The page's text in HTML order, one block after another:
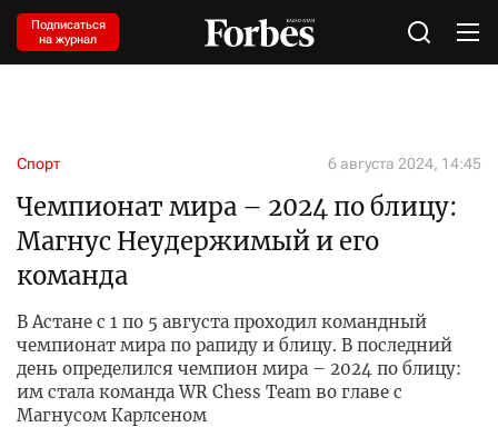
Подписаться
на журнал
Спорт 6 августа 2024, 14:45
Чемпионат мира – 2024 по блицу:
Магнус Неудержимый и его
команда
В Астане с 1 по 5 августа проходил командный
чемпионат мира по рапиду и блицу. В последний
день определился чемпион мира – 2024 по блицу:
им стала команда WR Chess Team во главе с
Магнусом Карлсеном